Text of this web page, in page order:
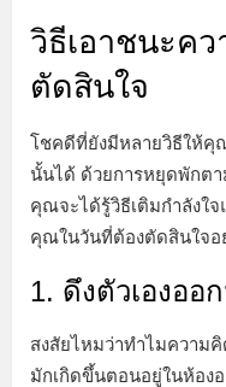
วิธีเอาชนะค
ตัดสินใจ
โชคดีที่ยังมีหลายวิธีให้คุ
นั้นได้ ด้วยการหยุดพักต
คุณจะได้รู้วิธีเติมกำลังใ
คุณในวันที่ต้องตัดสินใจอ
1. ดึงตัวเองออ
สงสัยไหมว่าทำไมความ
มักเกิดขึ้นตอนอยู่ในห้อง